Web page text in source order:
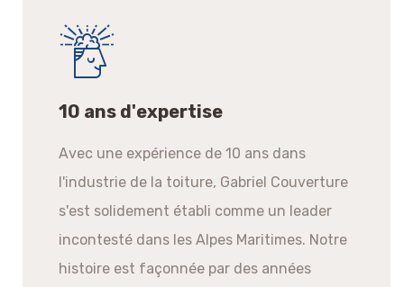
10 ans d'expertise
Avec une expérience de 10 ans dans
l'industrie de la toiture, Gabriel Couverture
s'est solidement établi comme un leader
incontesté dans les Alpes Maritimes. Notre
histoire est façonnée par des années